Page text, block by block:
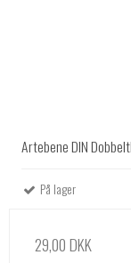
Artebene DIN
På lager
29,00 DKK